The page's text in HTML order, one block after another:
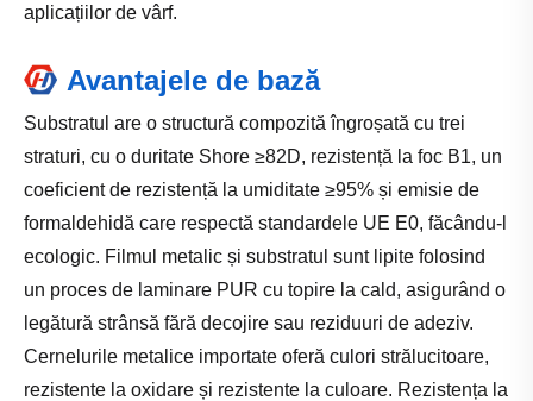
aplicațiilor de vârf.
Avantajele de bază
Substratul are o structură compozită îngroșată cu trei
straturi, cu o duritate Shore ≥82D, rezistență la foc B1, un
coeficient de rezistență la umiditate ≥95% și emisie de
formaldehidă care respectă standardele UE E0, făcându-l
ecologic. Filmul metalic și substratul sunt lipite folosind
un proces de laminare PUR cu topire la cald, asigurând o
legătură strânsă fără decojire sau reziduuri de adeziv.
Cernelurile metalice importate oferă culori strălucitoare,
rezistente la oxidare și rezistente la culoare. Rezistența la